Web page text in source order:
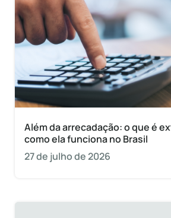
Além da arrecadação: o que é
como ela funciona no Brasil
27 de julho de 2026